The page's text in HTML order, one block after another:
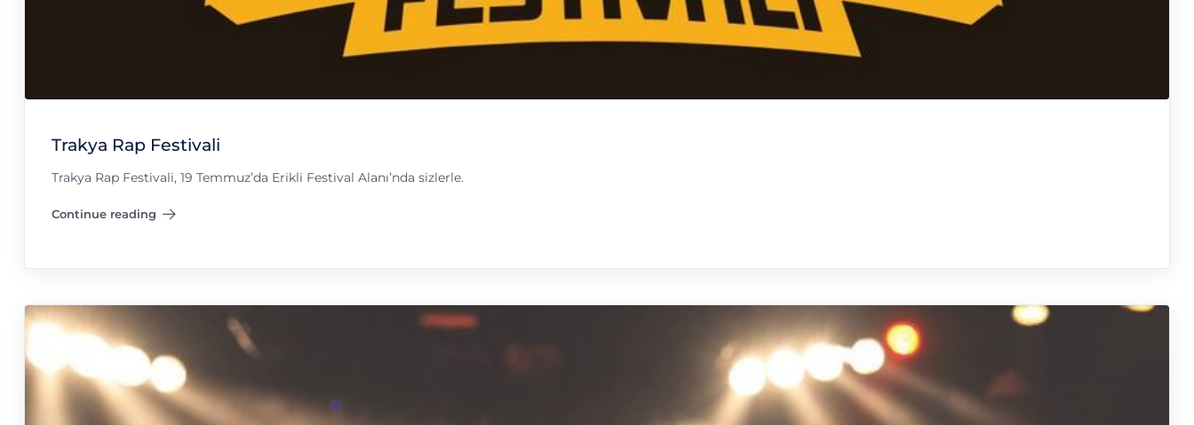
Trakya Rap Festivali
Trakya Rap Festivali, 19 Temmuz’da Erikli Festival Alanı’nda sizlerle.
Continue reading
"Trakya Rap Festivali"